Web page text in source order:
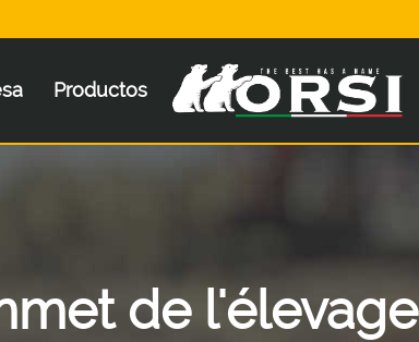
Productos
de l'élevage